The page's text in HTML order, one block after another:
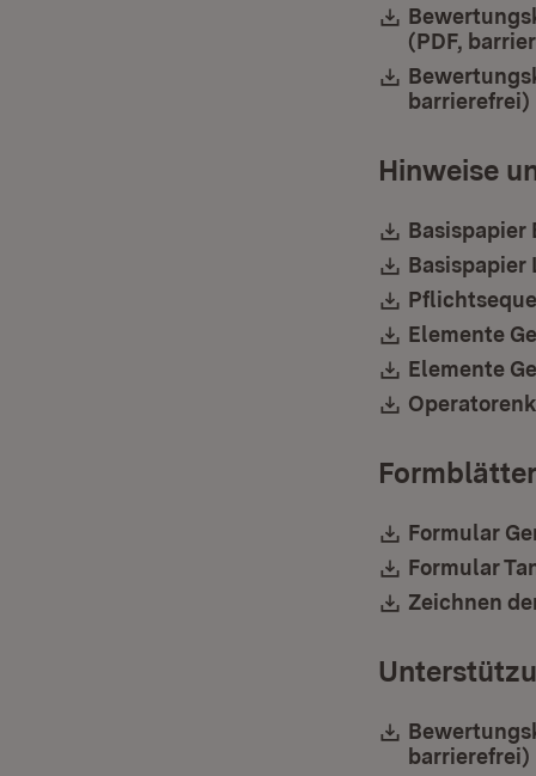
Download:
(PDF,
Download:
barrierefrei)
Hinweise
Download:
Basispapier
Download:
Basispapier
Download:
Download:
Elemente
Download:
Elemente
Download:
Download:
Formular
Download:
Formular
Download:
Zeichnen
Download:
barrierefrei)